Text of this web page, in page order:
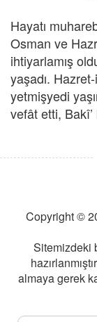
Hayatı
Osman ve
ihtiyarlamış
yaşadı.
yetmişyedi
vefât etti,
Copyright ©
Sitemizdeki
almaya gerek